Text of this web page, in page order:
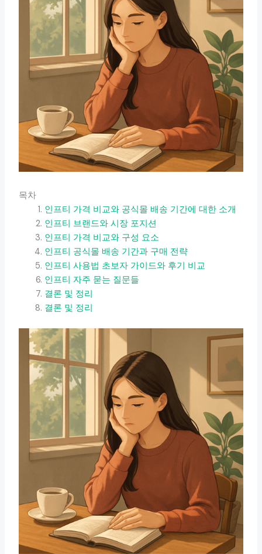
목차
인프티 가격 비교와 공식몰 배송 기간에 대한 소개
인프티 브랜드와 시장 포지션
인프티 가격 비교와 구성 요소
인프티 공식몰 배송 기간과 구매 전략
인프티 사용법 초보자 가이드와 후기 비교
인프티 자주 묻는 질문들
결론 및 정리
결론 및 정리